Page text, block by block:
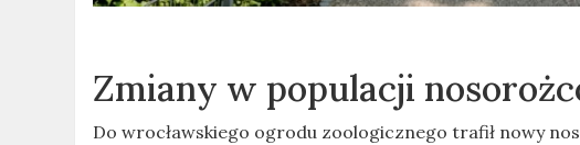
Zmiany w populacji
Do wrocławskiego ogrodu zoologicznego trafił nowy